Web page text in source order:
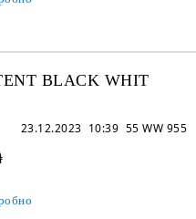
BLACK WHIT
55 WW 955
23.12.2023 10:39